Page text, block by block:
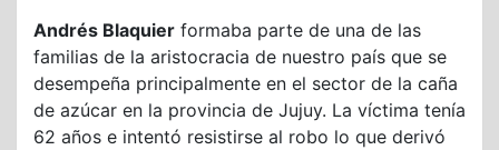
Andrés Blaquier formaba parte de una de las
familias de la aristocracia de nuestro país que se
desempeña principalmente en el sector de la caña
de azúcar en la provincia de Jujuy. La víctima tenía
62 años e intentó resistirse al robo lo que derivó